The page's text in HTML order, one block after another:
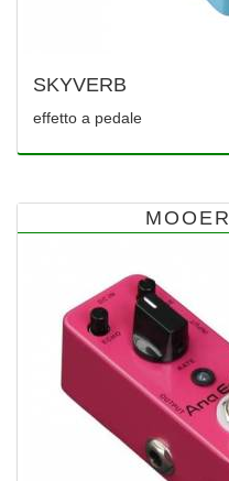
SKYVERB
effetto a pedale
MOOER